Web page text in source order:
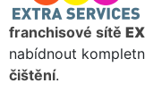
franchisové sítě
nabídnout
čištění.